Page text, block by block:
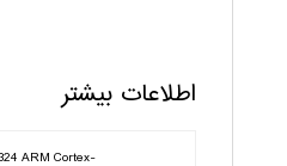
اطلاعات بیشتر
ARM Cortex-